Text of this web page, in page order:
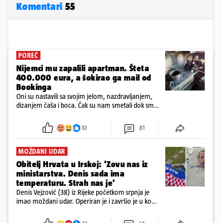
Komentari 55
POREČ
Nijemci mu zapalili apartman. Šteta
400.000 eura, a šokirao ga mail od
Bookinga
Oni su nastavili sa svojim jelom, nazdravljanjem,
dizanjem čaša i boca. Čak su nam smetali dok smo
požar, rekao je vlasnik
10 81
MOŽDANI UDAR
Obitelj Hrvata u Irskoj: 'Zovu nas iz
ministarstva. Denis sada ima
temperaturu. Strah nas je'
Denis Vejzović (38) iz Rijeke početkom srpnja je
imao moždani udar. Operiran je i završio je u komi.
tamošnji liječnici ne vjeruju u oporavak: 'Imamo